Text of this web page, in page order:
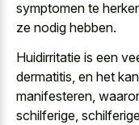
symptomen te
ze nodig hebben.
Huidirritatie is een
dermatitis, en het
manifesteren,
schilferige,